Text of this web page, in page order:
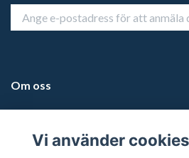
Om oss
Vi använder cookies